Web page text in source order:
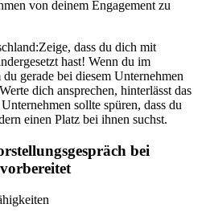
von deinem Engagement zu
Zeige, dass du dich mit
hast! Wenn du im
gerade bei diesem Unternehmen
dich ansprechen, hinterlässt das
sollte spüren, dass du
einen Platz bei ihnen suchst.
bei